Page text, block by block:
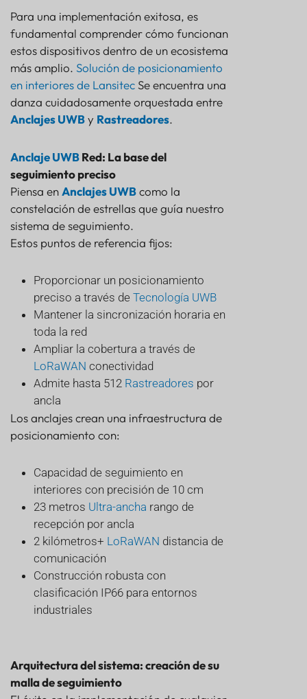
Para una implementación exitosa, es
fundamental comprender cómo funcionan
estos dispositivos dentro de un ecosistema
más amplio. Solución de posicionamiento
en interiores de Lansitec Se encuentra una
danza cuidadosamente orquestada entre
Anclajes UWBy Rastreadores.
Anclaje UWBRed: La base del
seguimiento preciso
Piensa enAnclajes UWBcomo la
constelación de estrellas que guía nuestro
sistema de seguimiento.
Estos puntos de referencia fijos:
Proporcionar un posicionamiento
preciso a través de Tecnología UWB
Mantener la sincronización horaria en
toda la red
Ampliar la cobertura a través de
LoRaWAN conectividad
Admite hasta 512 Rastreadores por
ancla
Los anclajes crean una infraestructura de
posicionamiento con:
Capacidad de seguimiento en
interiores con precisión de 10 cm
23 metros Ultra-ancha rango de
recepción por ancla
2 kilómetros+ LoRaWAN distancia de
comunicación
Construcción robusta con
clasificación IP66 para entornos
industriales
Arquitectura del sistema: creación de su
malla de seguimiento